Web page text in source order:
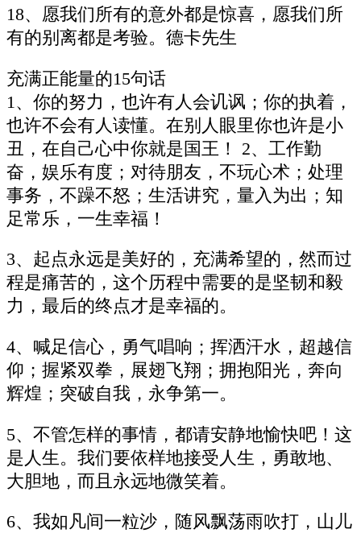
18、愿我们所有的意外都是惊喜，愿我们所
有的别离都是考验。德卡先生
充满正能量的15句话
1、你的努力，也许有人会讥讽；你的执着，
也许不会有人读懂。在别人眼里你也许是小
丑，在自己心中你就是国王！ 2、工作勤
奋，娱乐有度；对待朋友，不玩心术；处理
事务，不躁不怒；生活讲究，量入为出；知
足常乐，一生幸福！
3、起点永远是美好的，充满希望的，然而过
程是痛苦的，这个历程中需要的是坚韧和毅
力，最后的终点才是幸福的。
4、喊足信心，勇气唱响；挥洒汗水，超越信
仰；握紧双拳，展翅飞翔；拥抱阳光，奔向
辉煌；突破自我，永争第一。
5、不管怎样的事情，都请安静地愉快吧！这
是人生。我们要依样地接受人生，勇敢地、
大胆地，而且永远地微笑着。
6、我如凡间一粒沙，随风飘荡雨吹打，山儿